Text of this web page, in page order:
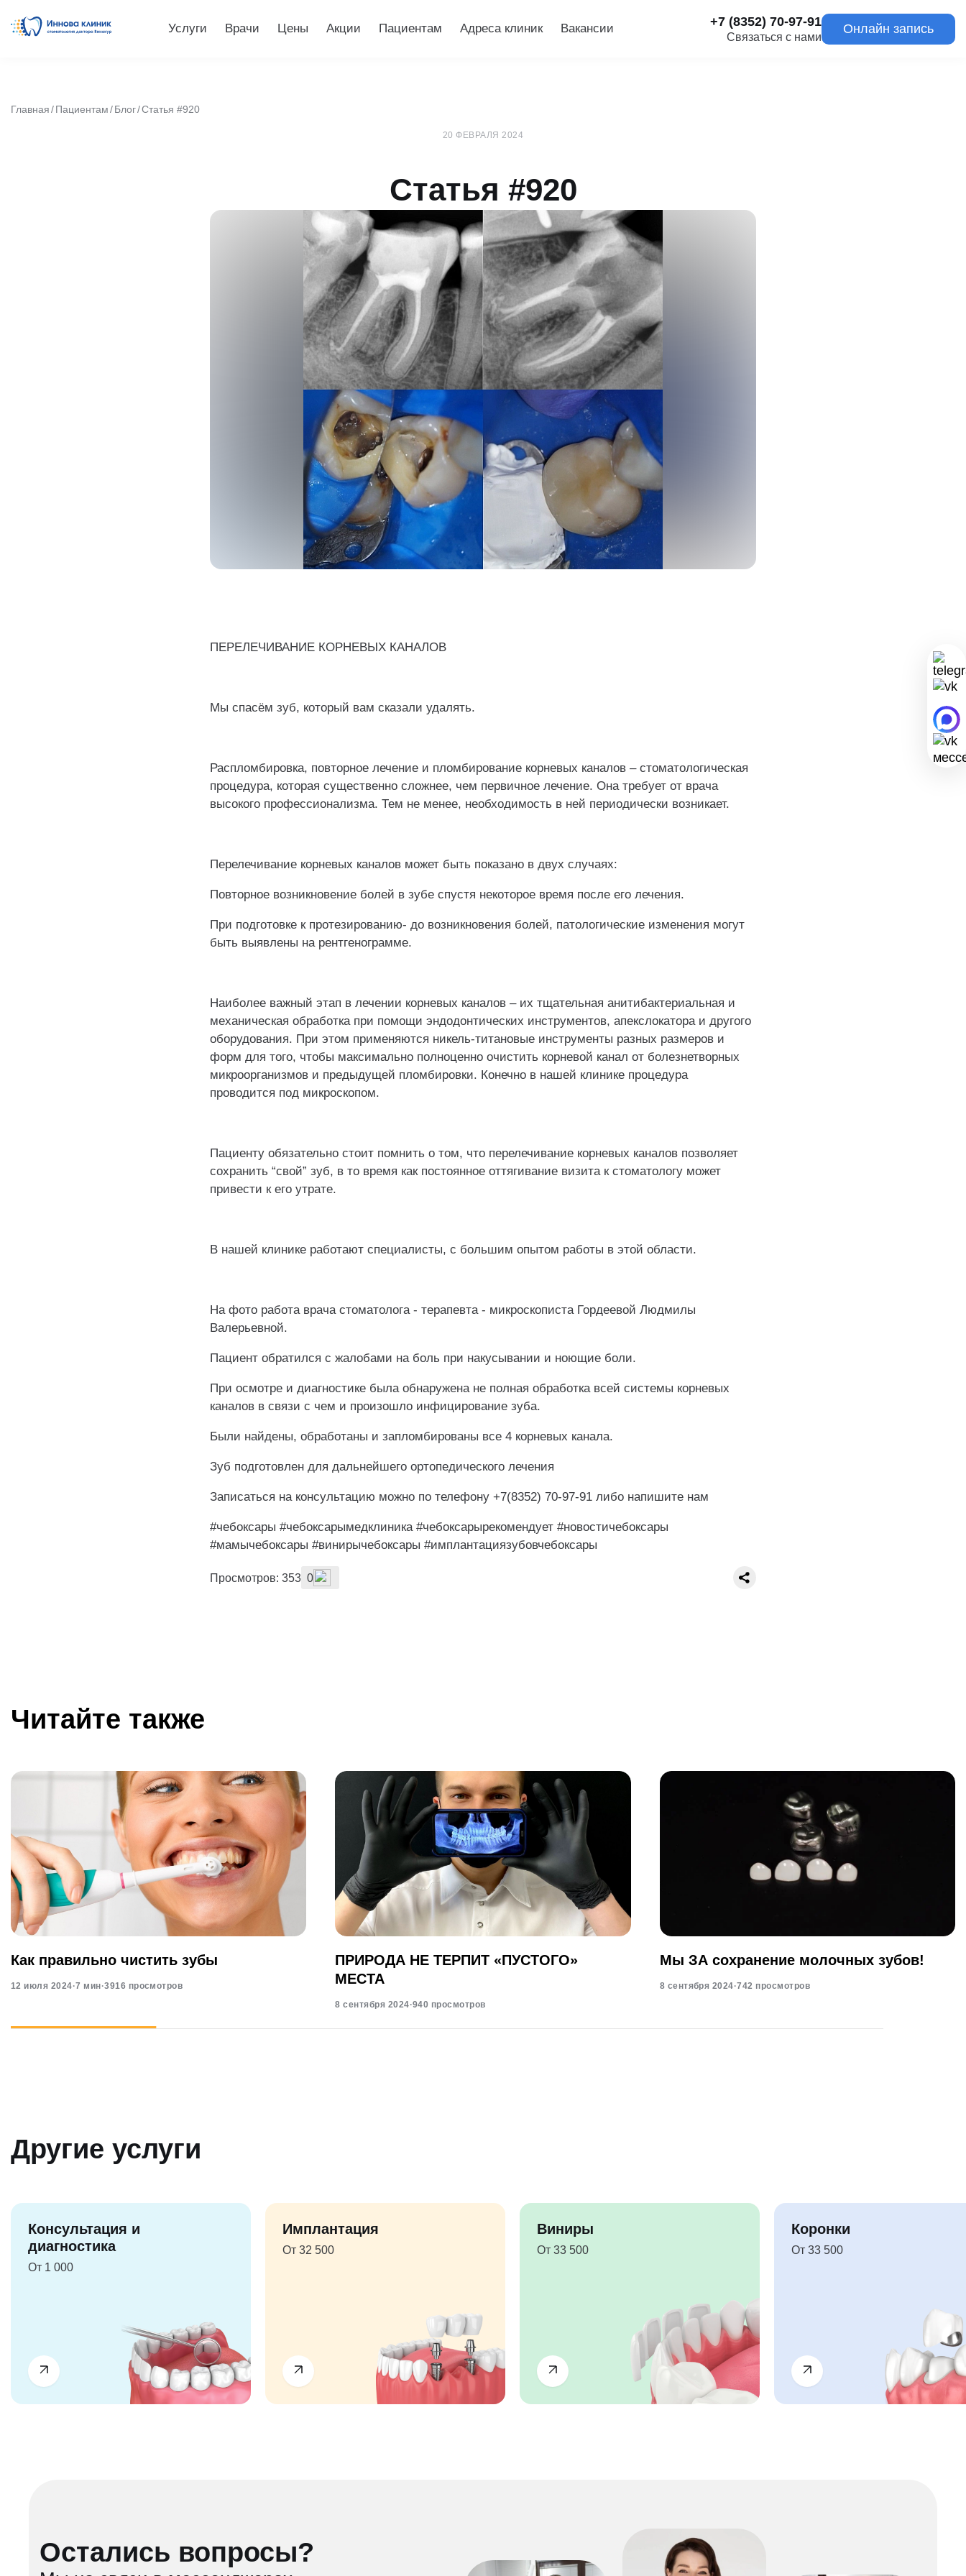
Услуги Врачи Цены Акции Пациентам Адреса клиник Вакансии +7 (8352) 70-97-91
Связаться с нами
Онлайн запись
Главная Пациентам Блог Статья #920
20 ФЕВРАЛЯ 2024
Статья #920
ПЕРЕЛЕЧИВАНИЕ КОРНЕВЫХ КАНАЛОВ
Мы спасём зуб, который вам сказали удалять.
Распломбировка, повторное лечение и пломбирование корневых каналов – стоматологическая
процедура, которая существенно сложнее, чем первичное лечение. Она требует от врача
высокого профессионализма. Тем не менее, необходимость в ней периодически возникает.
Перелечивание корневых каналов может быть показано в двух случаях:
Повторное возникновение болей в зубе спустя некоторое время после его лечения.
При подготовке к протезированию- до возникновения болей, патологические изменения могут
быть выявлены на рентгенограмме.
Наиболее важный этап в лечении корневых каналов – их тщательная анитибактериальная и
механическая обработка при помощи эндодонтических инструментов, апекслокатора и другого
оборудования. При этом применяются никель-титановые инструменты разных размеров и
форм для того, чтобы максимально полноценно очистить корневой канал от болезнетворных
микроорганизмов и предыдущей пломбировки. Конечно в нашей клинике процедура
проводится под микроскопом.
Пациенту обязательно стоит помнить о том, что перелечивание корневых каналов позволяет
сохранить “свой” зуб, в то время как постоянное оттягивание визита к стоматологу может
привести к его утрате.
В нашей клинике работают специалисты, с большим опытом работы в этой области.
На фото работа врача стоматолога - терапевта - микроскописта Гордеевой Людмилы
Валерьевной.
Пациент обратился с жалобами на боль при накусывании и ноющие боли.
При осмотре и диагностике была обнаружена не полная обработка всей системы корневых
каналов в связи с чем и произошло инфицирование зуба.
Были найдены, обработаны и запломбированы все 4 корневых канала.
Зуб подготовлен для дальнейшего ортопедического лечения
Записаться на консультацию можно по телефону +7(8352) 70-97-91 либо напишите нам
#чебоксары #чебоксарымедклиника #чебоксарырекомендует #новостичебоксары
#мамычебоксары #винирычебоксары #имплантациязубовчебоксары
Просмотров: 353 0
Читайте также
Как правильно чистить зубы
12 июля 2024·7 мин·3916 просмотров
ПРИРОДА НЕ ТЕРПИТ «ПУСТОГО»
МЕСТА
8 сентября 2024·940 просмотров
Мы ЗА сохранение молочных зубов!
8 сентября 2024·742 просмотров
Другие услуги
Консультация и
диагностика
От 1 000
Имплантация
От 32 500
Виниры
От 33 500
Коронки
От 33 500
Остались вопросы?